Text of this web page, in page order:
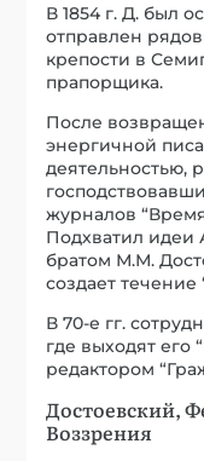
В 1854 г. Д. был
отправлен
крепости в
прапорщика.
После
энергичной
деятельностью,
журналов
Подхватил идеи
братом М.М.
создает течение
В 70-е гг.
где выходят его
редактором
Достоевский,
Воззрения